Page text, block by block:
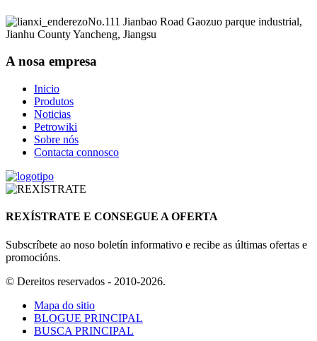
No.111 Jianbao Road Gaozuo parque industrial,
Jianhu County Yancheng, Jiangsu
A nosa empresa
Inicio
Produtos
Noticias
Petrowiki
Sobre nós
Contacta connosco
REXÍSTRATE E CONSEGUE A OFERTA
Subscríbete ao noso boletín informativo e recibe as últimas ofertas e
promocións.
© Dereitos reservados - 2010-2026.
Mapa do sitio
BLOGUE PRINCIPAL
BUSCA PRINCIPAL